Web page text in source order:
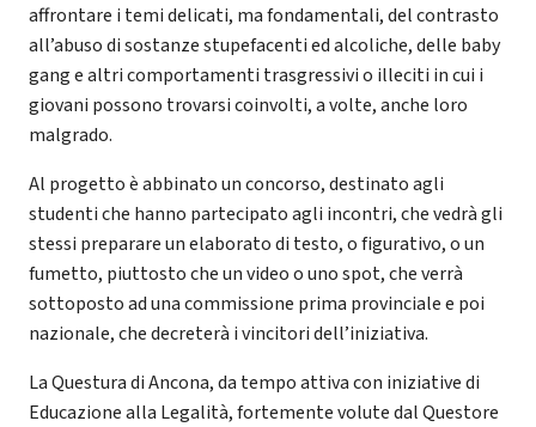
affrontare i temi delicati, ma fondamentali, del contrasto
all’abuso di sostanze stupefacenti ed alcoliche, delle baby
gang e altri comportamenti trasgressivi o illeciti in cui i
giovani possono trovarsi coinvolti, a volte, anche loro
malgrado.
Al progetto è abbinato un concorso, destinato agli
studenti che hanno partecipato agli incontri, che vedrà gli
stessi preparare un elaborato di testo, o figurativo, o un
fumetto, piuttosto che un video o uno spot, che verrà
sottoposto ad una commissione prima provinciale e poi
nazionale, che decreterà i vincitori dell’iniziativa.
La Questura di Ancona, da tempo attiva con iniziative di
Educazione alla Legalità, fortemente volute dal Questore